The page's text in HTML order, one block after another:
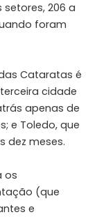
206 a
foram
Cataratas é
cidade
apenas de
e Toledo, que
dez meses.
os
(que
e